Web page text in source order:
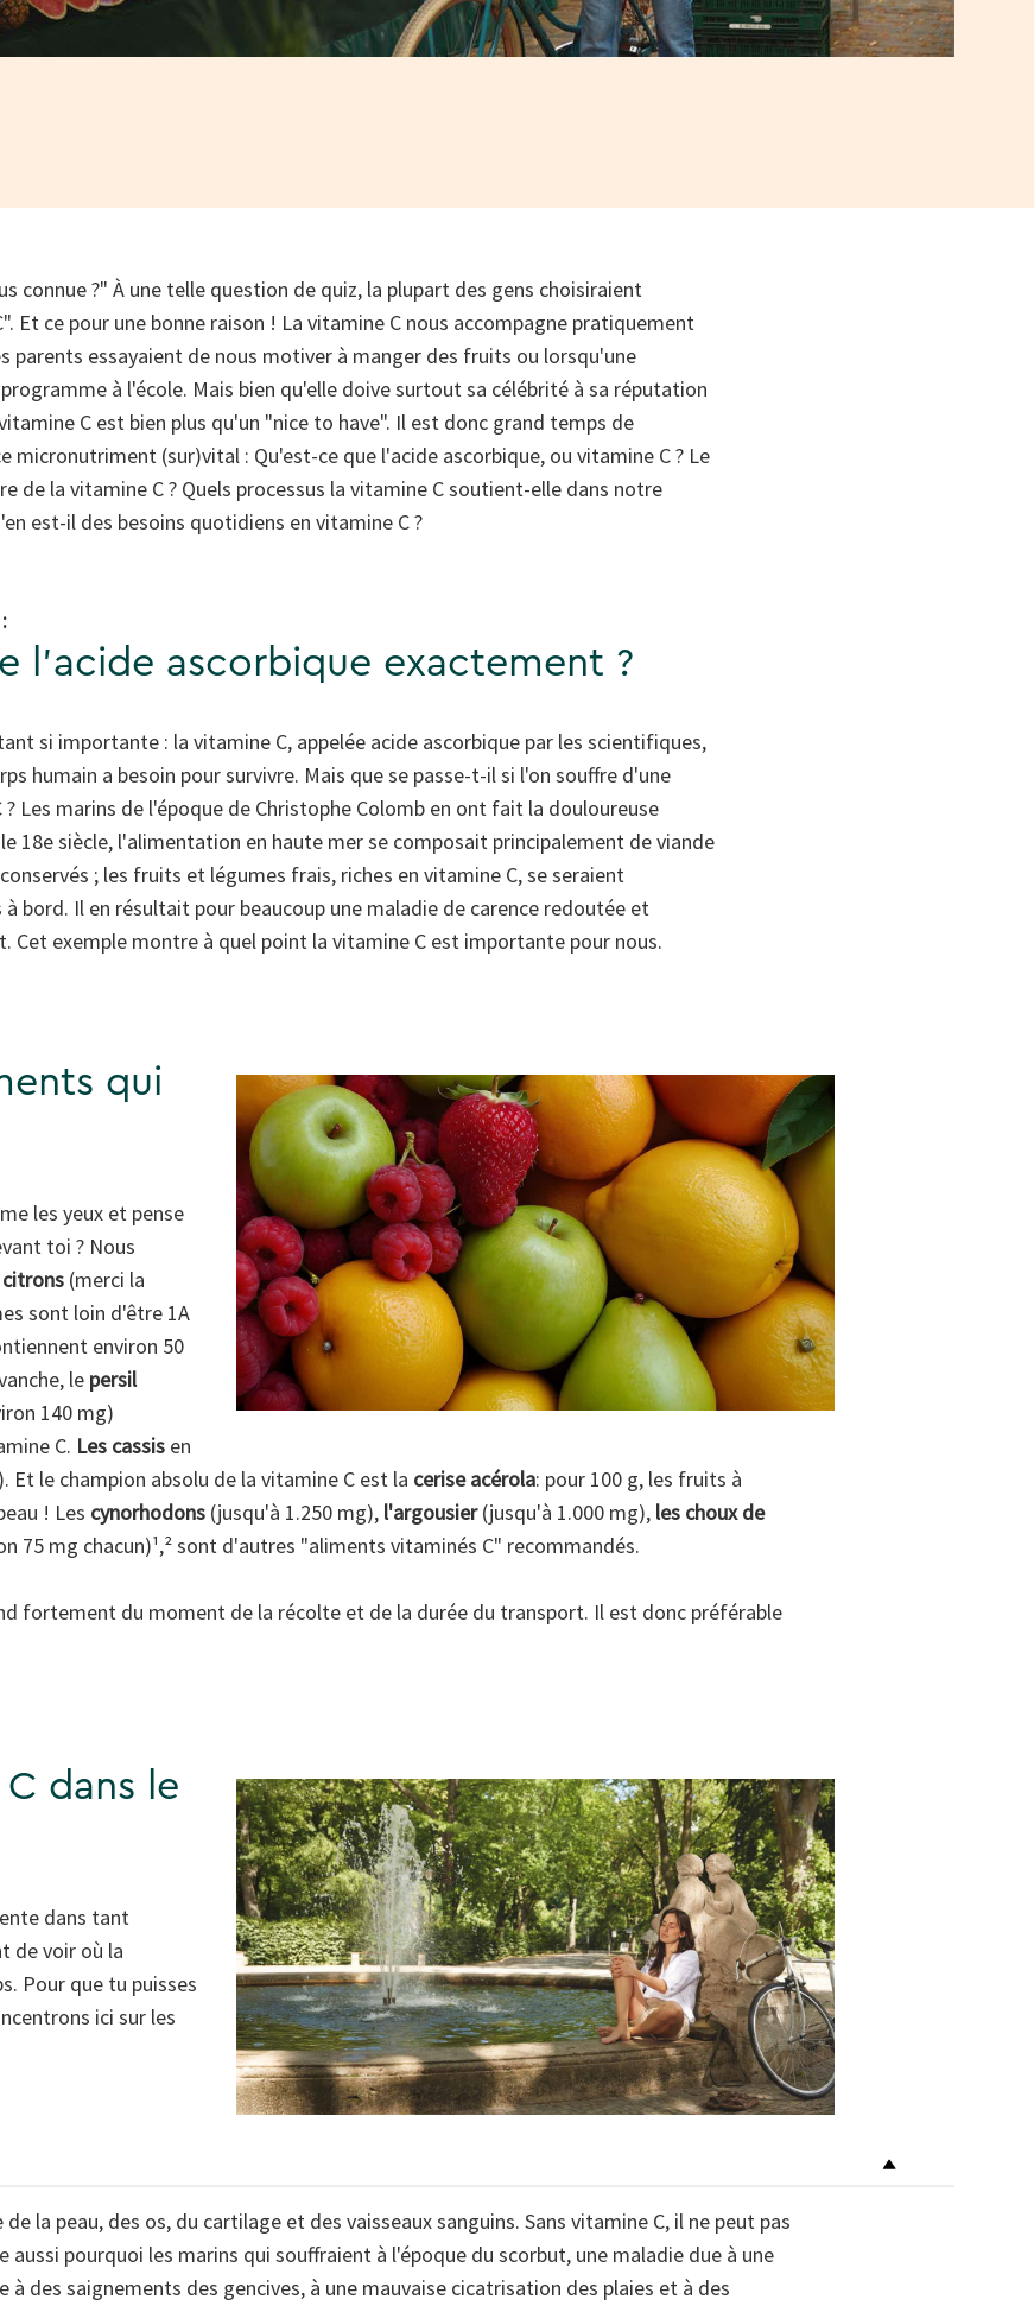
connue ?" À une telle question de quiz, la plupart des gens choisiraient
Et ce pour une bonne raison ! La vitamine C nous accompagne pratiquement
parents essayaient de nous motiver à manger des fruits ou lorsqu'une
à l'école. Mais bien qu'elle doive surtout sa célébrité à sa réputation
C est bien plus qu'un "nice to have". Il est donc grand temps de
micronutriment (sur)vital : Qu'est-ce que l'acide ascorbique, ou vitamine C ? Le
de la vitamine C ? Quels processus la vitamine C soutient-elle dans notre
est-il des besoins quotidiens en vitamine C ?
l'acide ascorbique exactement ?
si importante : la vitamine C, appelée acide ascorbique par les scientifiques,
humain a besoin pour survivre. Mais que se passe-t-il si l'on souffre d'une
Les marins de l'époque de Christophe Colomb en ont fait la douloureuse
18e siècle, l'alimentation en haute mer se composait principalement de viande
; les fruits et légumes frais, riches en vitamine C, se seraient
bord. Il en résultait pour beaucoup une maladie de carence redoutée et
Cet exemple montre à quel point la vitamine C est importante pour nous.
qui
les yeux et pense
toi ? Nous
citrons (merci la
sont loin d'être 1A
environ 50
le persil
140 mg)
C. Les cassisen
Et le champion absolu de la vitamine C est la cerise acérola: pour 100 g, les fruits à
! Les cynorhodons (jusqu'à 1.250 mg), l'argousier(jusqu'à 1.000 mg), les choux de
75 mg chacun)¹,² sont d'autres "aliments vitaminés C" recommandés.
fortement du moment de la récolte et de la durée du transport. Il est donc préférable
dans le
dans tant
de voir où la
Pour que tu puisses
ici sur les
la peau, des os, du cartilage et des vaisseaux sanguins. Sans vitamine C, il ne peut pas
pourquoi les marins qui souffraient à l'époque du scorbut, une maladie due à une
des saignements des gencives, à une mauvaise cicatrisation des plaies et à des